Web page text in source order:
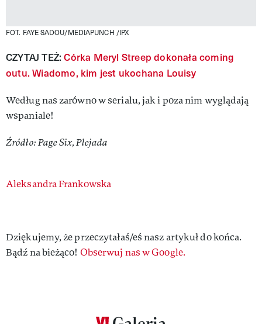
FOT. FAYE SADOU/MEDIAPUNCH /IPX
CZYTAJ TEŻ:Córka Meryl Streep dokonała coming
outu. Wiadomo, kim jest ukochana Louisy
Według nas zarówno w serialu, jak i poza nim wyglądają
wspaniale!
Źródło: Page Six, Plejada
Authors
Aleksandra Frankowska
Dziękujemy, że przeczytałaś/eś nasz artykuł do końca.
Bądź na bieżąco! Obserwuj nas w Google.